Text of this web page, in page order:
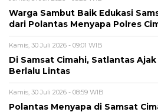
Warga Sambut Baik Edukasi
dari Polantas Menyapa Polres
Kamis, 30 Juli 2026 - 09:01 WIB
Di Samsat Cimahi, Satlantas
Berlalu Lintas
Kamis, 30 Juli 2026 - 08:59 WIB
Polantas Menyapa di Samsat